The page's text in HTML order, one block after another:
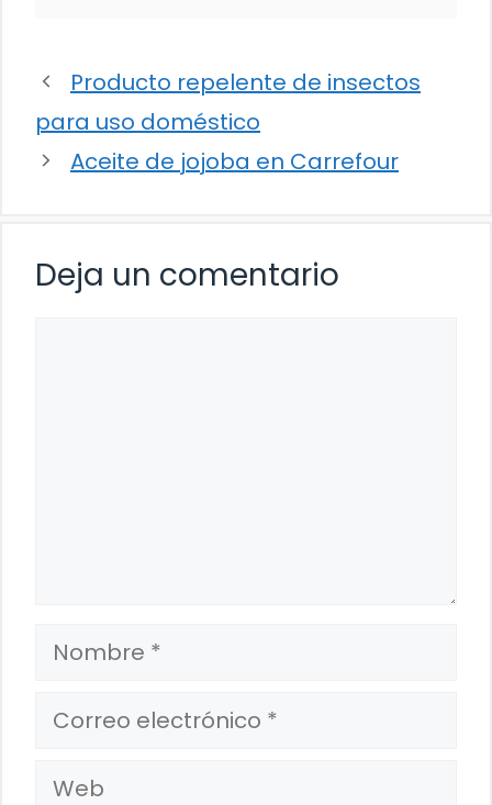
Producto repelente de insectos
para uso doméstico
Aceite de jojoba en Carrefour
Deja un comentario
Nombre
Correo
electrónico
Web